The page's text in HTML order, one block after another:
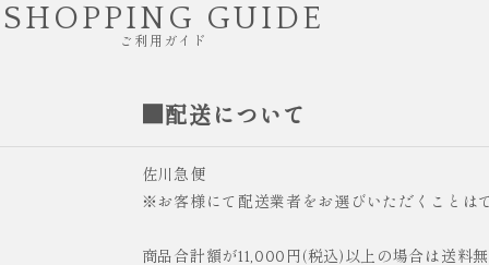
SHOPPING GUIDE
ご利用ガイド
■配送について
佐川急便
※お客様にて配送業者をお選びいただくことは
商品合計額が11,000円(税込)以上の場合は送料